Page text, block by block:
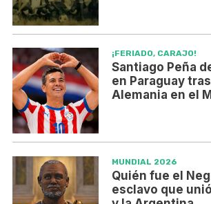
¡FERIADO, CARAJO!
Santiago Peña
en Paraguay
Alemania en el
MUNDIAL 2026
Quién fue el
esclavo que